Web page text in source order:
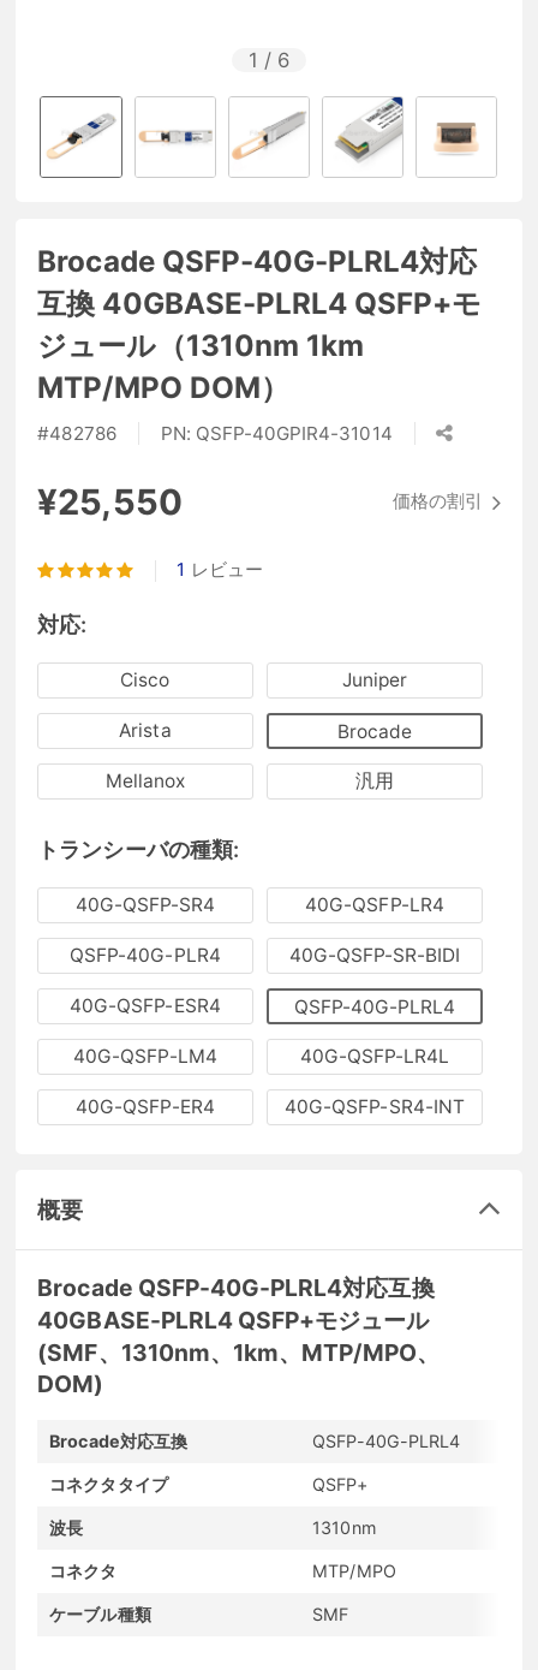
1 / 6
Brocade QSFP-40G-PLRL4対応
互換 40GBASE-PLRL4 QSFP+モ
ジュール（1310nm 1km
MTP/MPO DOM）
#482786 PN: QSFP-40GPIR4-31014
¥25,550 価格の割引
1 レビュー
対応:
Cisco Juniper
Arista Brocade
Mellanox 汎用
トランシーバの種類:
40G-QSFP-SR4 40G-QSFP-LR4
QSFP-40G-PLR4 40G-QSFP-SR-BIDI
40G-QSFP-ESR4 QSFP-40G-PLRL4
40G-QSFP-LM4 40G-QSFP-LR4L
40G-QSFP-ER4 40G-QSFP-SR4-INT
概要
Brocade QSFP-40G-PLRL4対応互換
40GBASE-PLRL4 QSFP+モジュール
(SMF、1310nm、1km、MTP/MPO、
DOM)
Brocade対応互換 QSFP-40G-PLRL4
コネクタタイプ QSFP+
波長 1310nm
コネクタ MTP/MPO
ケーブル種類 SMF